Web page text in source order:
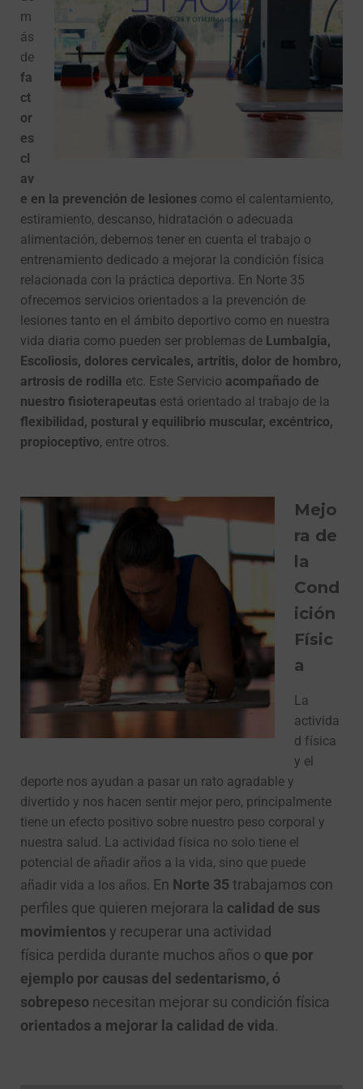
m
ás
de
fa
ct
or
es
cl
av
e en la prevención de lesiones como el calentamiento,
estiramiento, descanso, hidratación o adecuada
alimentación, debemos tener en cuenta el trabajo o
entrenamiento dedicado a mejorar la condición física
relacionada con la práctica deportiva. En Norte 35
ofrecemos servicios orientados a la prevención de
lesiones tanto en el ámbito deportivo como en nuestra
vida diaria como pueden ser problemas de Lumbalgia,
Escoliosis, dolores cervicales, artritis, dolor de hombro,
artrosis de rodilla etc. Este Servicio acompañado de
nuestro fisioterapeutas está orientado al trabajo de la
flexibilidad, postural y equilibrio muscular, excéntrico,
propioceptivo, entre otros.
Mejo
ra de
la
Cond
ición
Físic
a
La
activida
d física
y el
deporte nos ayudan a pasar un rato agradable y
divertido y nos hacen sentir mejor pero, principalmente
tiene un efecto positivo sobre nuestro peso corporal y
nuestra salud. La actividad física no solo tiene el
potencial de añadir años a la vida, sino que puede
añadir vida a los años. En Norte 35 trabajamos con
perfiles que quieren mejorara la calidad de sus
movimientos y recuperar una actividad
física perdida durante muchos años o que por
ejemplo por causas del sedentarismo, ó
sobrepeso necesitan mejorar su condición física
orientados a mejorar la calidad de vida.